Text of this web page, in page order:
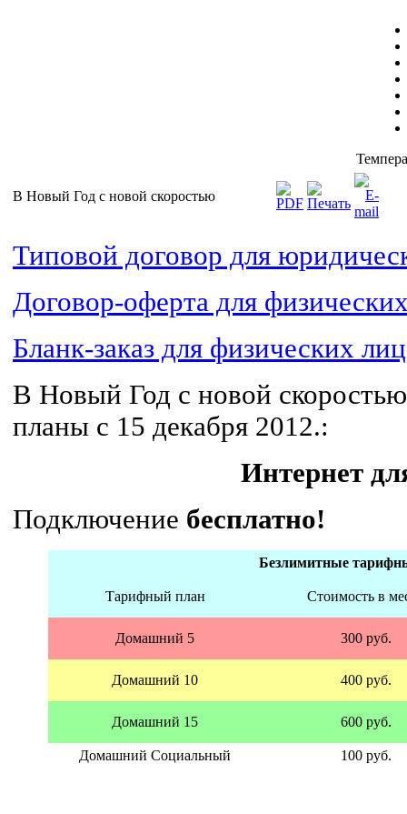
В Новый Год с новой скоростью
Типовой договор для
Договор-оферта для
Бланк-заказ для физических лиц
В Новый Год с новой
планы с 15 декабря 2012.:
Интернет
Подключение бесплатно!
Безлимитные
Тарифный план Стоимость в
Домашний 5 300 руб.
Домашний 10 400 руб.
Домашний 15 600 руб.
Домашний Социальный 100 руб.